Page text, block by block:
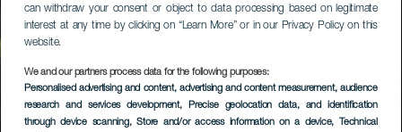
can withdraw your consent or object to data processing based on legitimate
interest at any time by clicking on “Learn More” or in our Privacy Policy on this
website.
We and our partners process data for the following purposes:
Personalised advertising and content, advertising and content measurement, audience
research and services development, Precise geolocation data, and identification
through device scanning, Store and/or access information on a device, Technical